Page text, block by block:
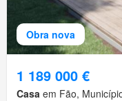
Obra nova
1 189 000 €
Casa em Fão,